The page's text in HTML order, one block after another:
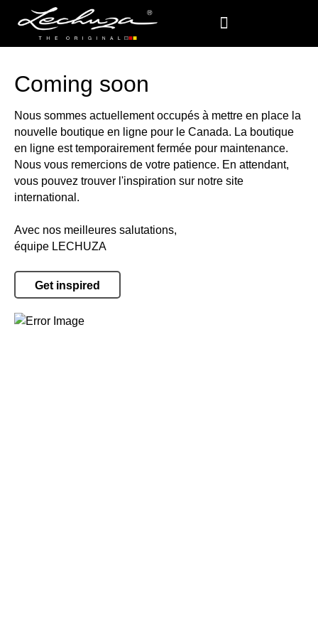
Coming soon
Nous sommes actuellement occupés à mettre en place la
nouvelle boutique en ligne pour le Canada. La boutique
en ligne est temporairement fermée pour maintenance.
Nous vous remercions de votre patience. En attendant,
vous pouvez trouver l'inspiration sur notre site
international.
Avec nos meilleures salutations,
équipe LECHUZA
Get inspired